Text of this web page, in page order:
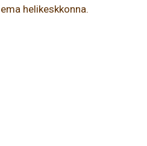
helikeskkonna.